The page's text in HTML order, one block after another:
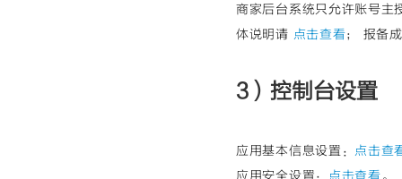
商家后台系统只允许账号主
体说明请 点击查看； 报备
3）控制台设置
应用基本信息设置：
点击查
应用安全设置：
点击查看。